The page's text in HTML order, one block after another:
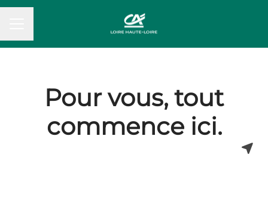
Pour vous, tout
commence ici.